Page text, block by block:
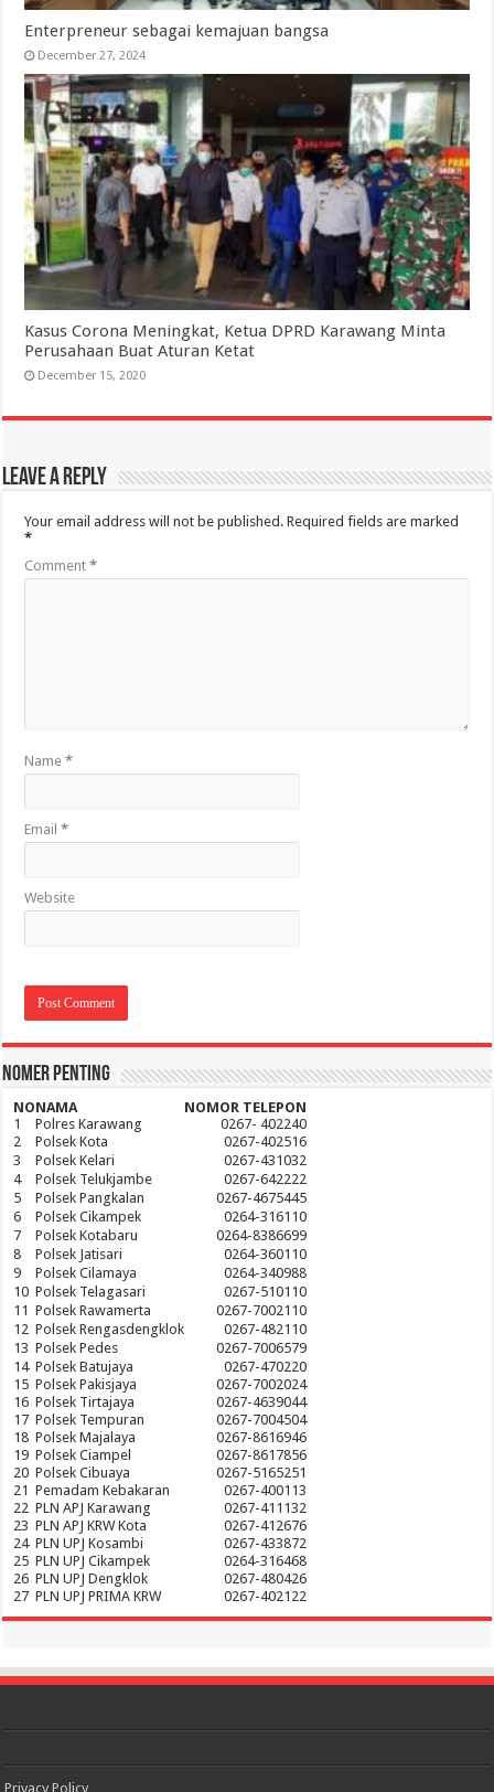
Enterpreneur sebagai kemajuan bangsa
December 27, 2024
Kasus Corona Meningkat, Ketua DPRD Karawang Minta
Perusahaan Buat Aturan Ketat
December 15, 2020
Leave a Reply
Your email address will not be published. Required fields are marked
*
Comment*
Name*
Email*
Website
Nomer Penting
NONAMA
NOMOR TELEPON
1
Polres Karawang
0267- 402240
2
Polsek Kota
0267-402516
3
Polsek Kelari
0267-431032
4
Polsek Telukjambe
0267-642222
5
Polsek Pangkalan
0267-4675445
6
Polsek Cikampek
0264-316110
7
Polsek Kotabaru
0264-8386699
8
Polsek Jatisari
0264-360110
9
Polsek Cilamaya
0264-340988
10 Polsek Telagasari
0267-510110
11 Polsek Rawamerta
0267-7002110
12 Polsek Rengasdengklok
0267-482110
13 Polsek Pedes
0267-7006579
14 Polsek Batujaya
0267-470220
15 Polsek Pakisjaya
0267-7002024
16 Polsek Tirtajaya
0267-4639044
17 Polsek Tempuran
0267-7004504
18 Polsek Majalaya
0267-8616946
19 Polsek Ciampel
0267-8617856
20 Polsek Cibuaya
0267-5165251
21 Pemadam Kebakaran
0267-400113
22 PLN APJ Karawang
0267-411132
23 PLN APJ KRW Kota
0267-412676
24 PLN UPJ Kosambi
0267-433872
25 PLN UPJ Cikampek
0264-316468
26 PLN UPJ Dengklok
0267-480426
27 PLN UPJ PRIMA KRW 0267-402122
Privacy Policy